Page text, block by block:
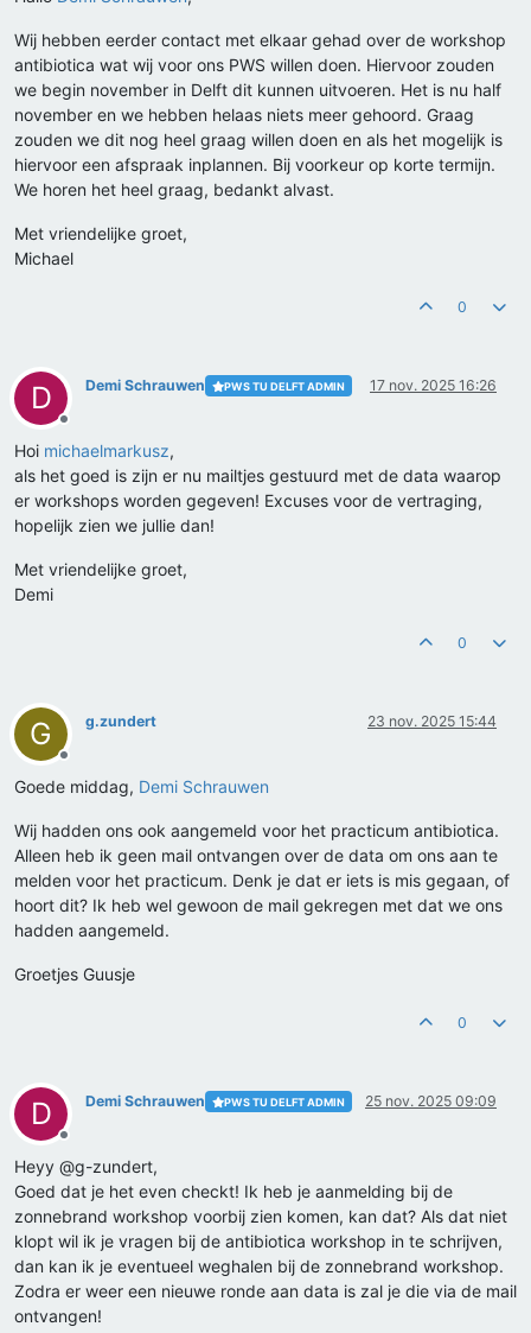
Wij hebben eerder contact met elkaar gehad over de workshop
antibiotica wat wij voor ons PWS willen doen. Hiervoor zouden
we begin november in Delft dit kunnen uitvoeren. Het is nu half
november en we hebben helaas niets meer gehoord. Graag
zouden we dit nog heel graag willen doen en als het mogelijk is
hiervoor een afspraak inplannen. Bij voorkeur op korte termijn.
We horen het heel graag, bedankt alvast.
Met vriendelijke groet,
Michael
0
D
Offline
Demi Schrauwen PWS TU DELFT ADMIN 17 nov. 2025 16:26
Hoi michaelmarkusz,
als het goed is zijn er nu mailtjes gestuurd met de data waarop
er workshops worden gegeven! Excuses voor de vertraging,
hopelijk zien we jullie dan!
Met vriendelijke groet,
Demi
0
G
Offline
g.zundert 23 nov. 2025 15:44
Goede middag, Demi Schrauwen
Wij hadden ons ook aangemeld voor het practicum antibiotica.
Alleen heb ik geen mail ontvangen over de data om ons aan te
melden voor het practicum. Denk je dat er iets is mis gegaan, of
hoort dit? Ik heb wel gewoon de mail gekregen met dat we ons
hadden aangemeld.
Groetjes Guusje
0
D
Offline
Demi Schrauwen PWS TU DELFT ADMIN 25 nov. 2025 09:09
Heyy @g-zundert,
Goed dat je het even checkt! Ik heb je aanmelding bij de
zonnebrand workshop voorbij zien komen, kan dat? Als dat niet
klopt wil ik je vragen bij de antibiotica workshop in te schrijven,
dan kan ik je eventueel weghalen bij de zonnebrand workshop.
Zodra er weer een nieuwe ronde aan data is zal je die via de mail
ontvangen!